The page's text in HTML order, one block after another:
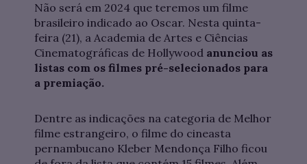
Não será em 2024 que teremos um filme
brasileiro indicado ao Oscar. Nesta quinta-
feira (21), a Academia de Artes e Ciências
Cinematográficas de Hollywood anunciou as
listas com os filmes pré-selecionados para
a premiação.
Dentre as indicações na categoria de Melhor
filme estrangeiro, o filme do cineasta
pernambucano Kleber Mendonça Filho ficou